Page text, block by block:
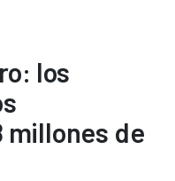
los
millones de